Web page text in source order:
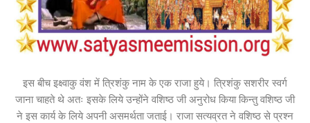
इस बीच इक्ष्वाकु वंश में त्रिशंकु नाम के एक राजा हुये। त्रिशंकु सशरीर स्वर्ग
जाना चाहते थे अतः इसके लिये उन्होंने वशिष्ठ जी अनुरोध किया किन्तु वशिष्ठ जी
ने इस कार्य के लिये अपनी असमर्थता जताई। राजा सत्यव्रत ने वशिष्ठ से प्रश्न